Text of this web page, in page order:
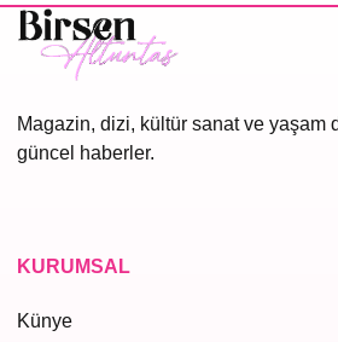
Magazin, dizi, kültür sanat ve yaşam
güncel haberler.
KURUMSAL
Künye